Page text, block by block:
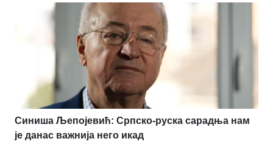
Синиша Љепојевић: Српско-руска сарадња нам
је данас важнија него икад